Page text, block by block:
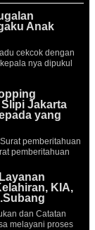
Anak
cekcok dengan
nya dipukul
Slipi Jakarta
yang
pemberitahuan
pemberitahuan
KIA,
dan Catatan
melayani proses